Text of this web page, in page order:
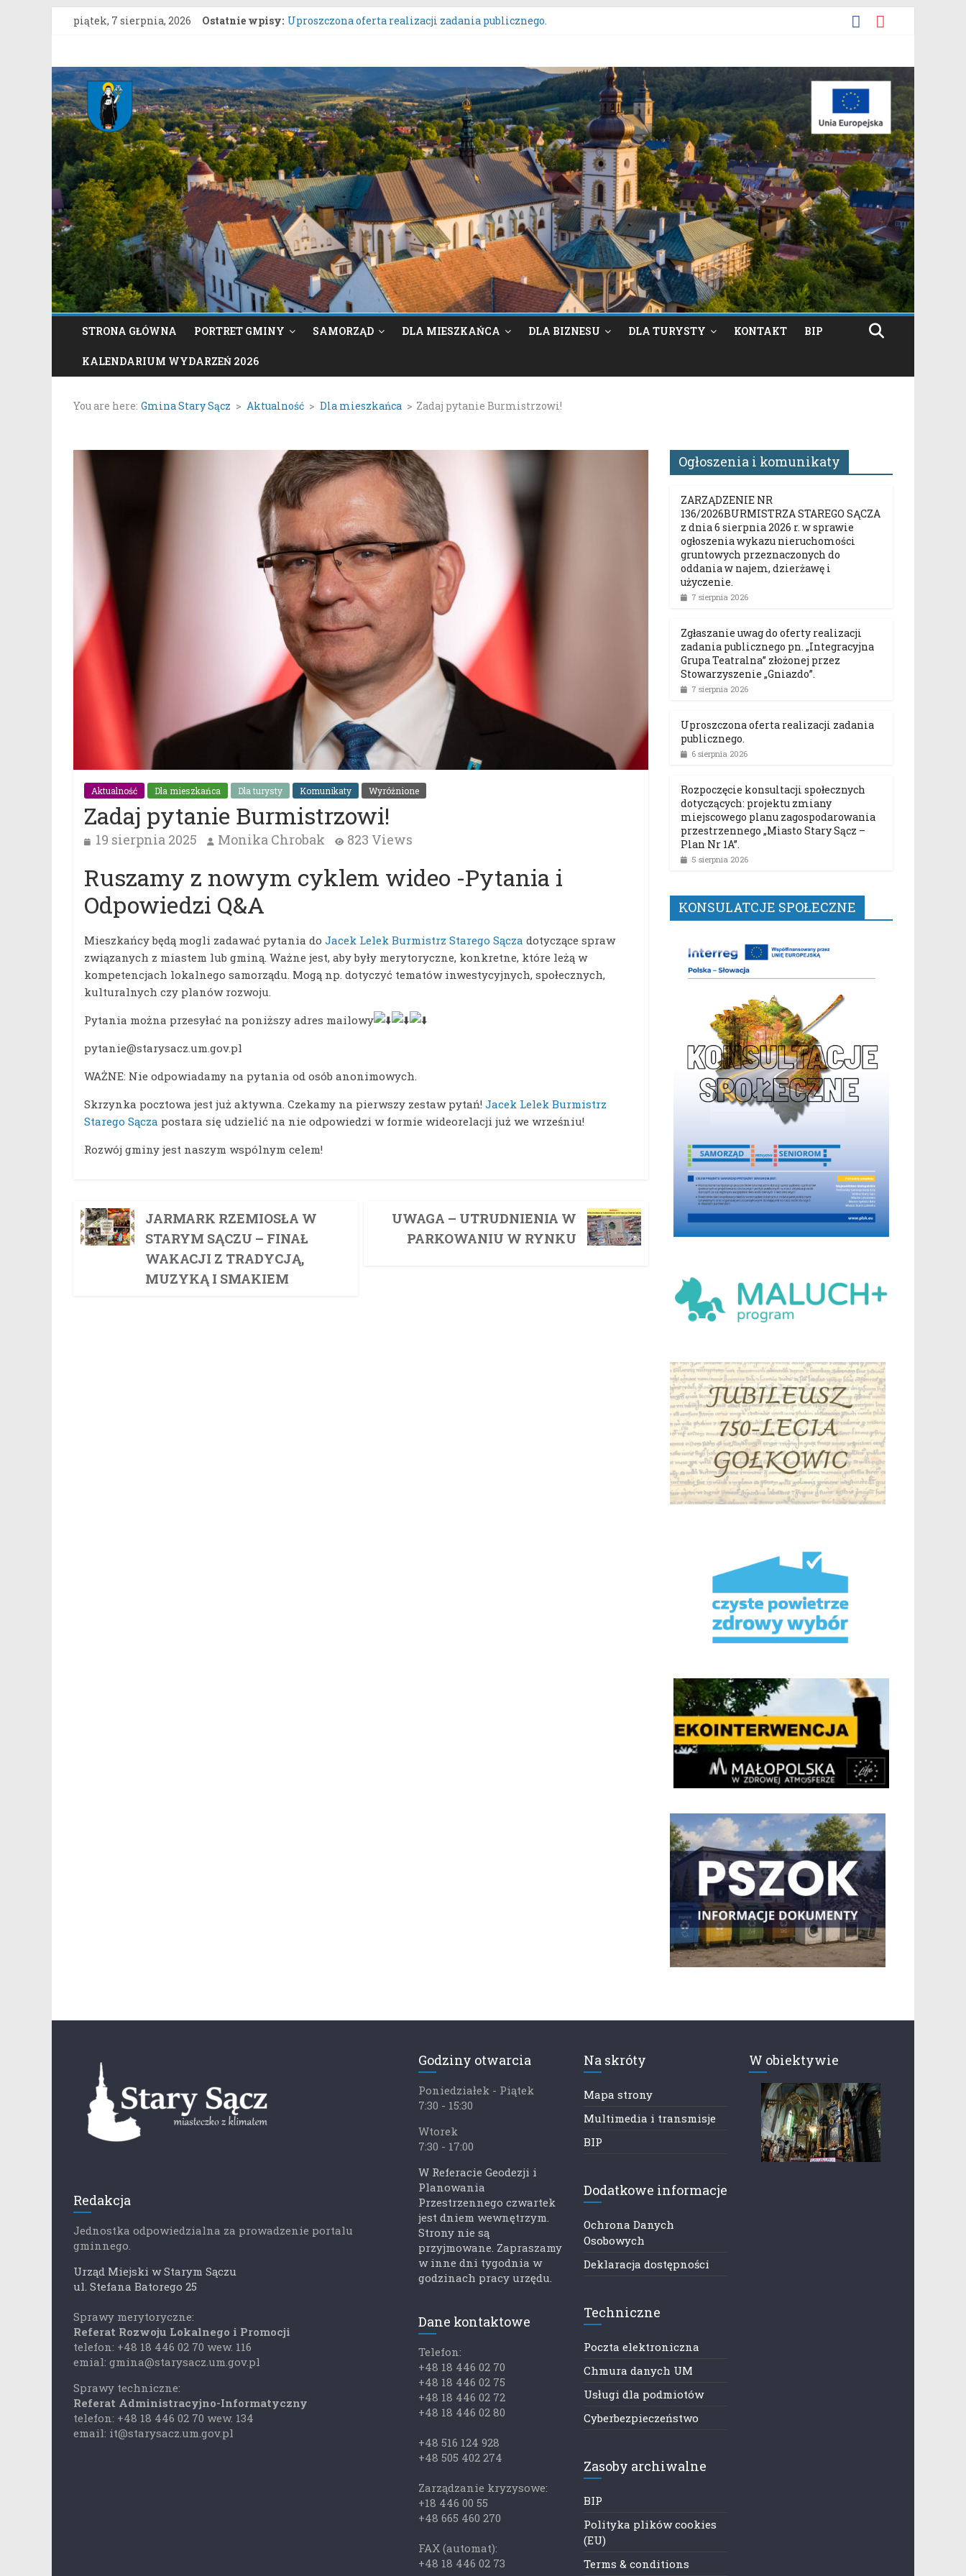
Przejdź
piątek, 7 sierpnia, 2026 Ostatnie wpisy: Uproszczona oferta realizacji zadania publicznego.
Konkurs Wieńców Dożynkowych Województwa Małopolskiego.
Zgłaszanie uwag do oferty realizacji zadania publicznego pn. „Integracyjna Grupa Teatralna” złożonej przez Stowarzyszenie „Gniazdo”.
Konsultacje społeczne dotyczące zmiany „Miejscowego planu zagospodarowania przestrzennego Mostki”.
Gmina
Stary
Sącz
Portal
samorządowy
Gminy
Stary
Sącz
STRONA GŁÓWNA PORTRET GMINY SAMORZĄD DLA MIESZKAŃCA DLA BIZNESU DLA TURYSTY KONTAKT BIP
KALENDARIUM WYDARZEŃ 2026
You are here: Gmina Stary Sącz > Aktualność > Dla mieszkańca > Zadaj pytanie Burmistrzowi!
Aktualność Dla mieszkańca Dla turysty Komunikaty Wyróżnione
Zadaj pytanie Burmistrzowi!
19 sierpnia 2025 Monika Chrobak 823 Views
Ruszamy z nowym cyklem wideo -Pytania i
Odpowiedzi Q&A
Mieszkańcy będą mogli zadawać pytania do Jacek Lelek Burmistrz Starego Sącza dotyczące spraw
związanych z miastem lub gminą. Ważne jest, aby były merytoryczne, konkretne, które leżą w
kompetencjach lokalnego samorządu. Mogą np. dotyczyć tematów inwestycyjnych, społecznych,
kulturalnych czy planów rozwoju.
Pytania można przesyłać na poniższy adres mailowy
pytanie@starysacz.um.gov.pl
WAŻNE: Nie odpowiadamy na pytania od osób anonimowych.
Skrzynka pocztowa jest już aktywna. Czekamy na pierwszy zestaw pytań! Jacek Lelek Burmistrz
Starego Sącza postara się udzielić na nie odpowiedzi w formie wideorelacji już we wrześniu!
Rozwój gminy jest naszym wspólnym celem!
JARMARK RZEMIOSŁA W
STARYM SĄCZU – FINAŁ
WAKACJI Z TRADYCJĄ,
MUZYKĄ I SMAKIEM
UWAGA – UTRUDNIENIA W
PARKOWANIU W RYNKU
Ogłoszenia i komunikaty
ZARZĄDZENIE NR
136/2026BURMISTRZA STAREGO SĄCZA
z dnia 6 sierpnia 2026 r. w sprawie
ogłoszenia wykazu nieruchomości
gruntowych przeznaczonych do
oddania w najem, dzierżawę i
użyczenie.
7 sierpnia 2026
Zgłaszanie uwag do oferty realizacji
zadania publicznego pn. „Integracyjna
Grupa Teatralna” złożonej przez
Stowarzyszenie „Gniazdo”.
7 sierpnia 2026
Uproszczona oferta realizacji zadania
publicznego.
6 sierpnia 2026
Rozpoczęcie konsultacji społecznych
dotyczących: projektu zmiany
miejscowego planu zagospodarowania
przestrzennego „Miasto Stary Sącz –
Plan Nr 1A”.
5 sierpnia 2026
KONSULATCJE SPOŁECZNE
Redakcja
Jednostka odpowiedzialna za prowadzenie portalu
gminnego.
Urząd Miejski w Starym Sączu
ul. Stefana Batorego 25
Sprawy merytoryczne:
Referat Rozwoju Lokalnego i Promocji
telefon: +48 18 446 02 70 wew. 116
emial: gmina@starysacz.um.gov.pl
Sprawy techniczne:
Referat Administracyjno-Informatyczny
telefon: +48 18 446 02 70 wew. 134
email: it@starysacz.um.gov.pl
Godziny otwarcia
Poniedziałek - Piątek
7:30 - 15:30
Wtorek
7:30 - 17:00
W Referacie Geodezji i
Planowania
Przestrzennego czwartek
jest dniem wewnętrzym.
Strony nie są
przyjmowane. Zapraszamy
w inne dni tygodnia w
godzinach pracy urzędu.
Dane kontaktowe
Telefon:
+48 18 446 02 70
+48 18 446 02 75
+48 18 446 02 72
+48 18 446 02 80
+48 516 124 928
+48 505 402 274
Zarządzanie kryzysowe:
+18 446 00 55
+48 665 460 270
FAX (automat):
+48 18 446 02 73
Na skróty
Mapa strony
Multimedia i transmisje
BIP
Dodatkowe informacje
Ochrona Danych
Osobowych
Deklaracja dostępności
Techniczne
Poczta elektroniczna
Chmura danych UM
Usługi dla podmiotów
Cyberbezpieczeństwo
Zasoby archiwalne
BIP
Polityka plików cookies
(EU)
Terms & conditions
W obiektywie